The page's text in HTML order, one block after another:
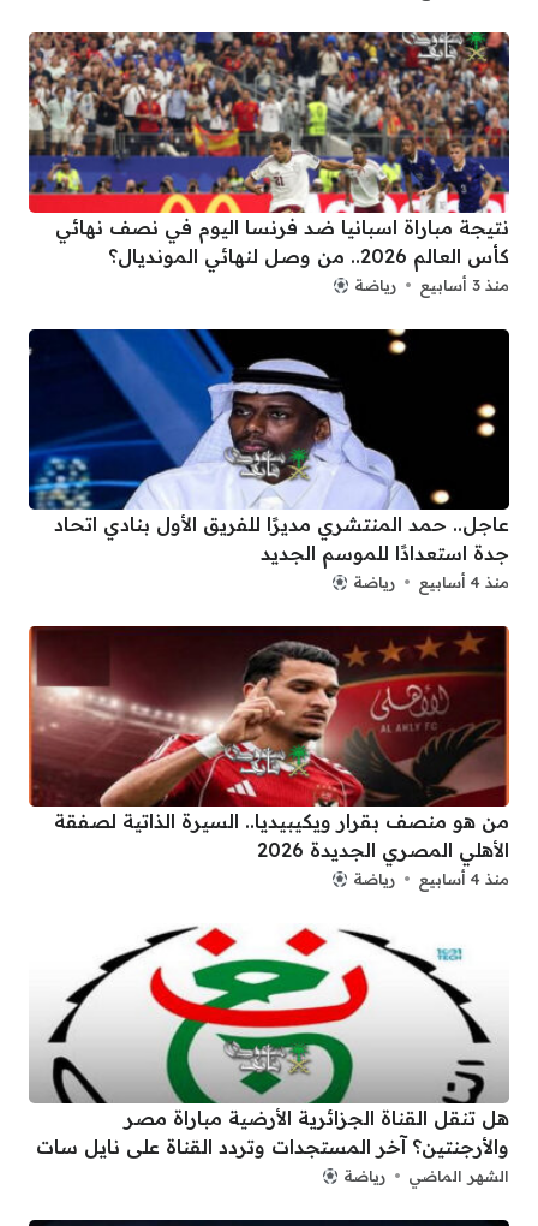
نتيجة مباراة اسبانيا ضد فرنسا اليوم في نصف نهائي
كأس العالم 2026.. من وصل لنهائي المونديال؟
منذ 3 أسابيع رياضة
عاجل.. حمد المنتشري مديرًا للفريق الأول بنادي اتحاد
جدة استعدادًا للموسم الجديد
منذ 4 أسابيع رياضة
من هو منصف بقرار ويكيبيديا.. السيرة الذاتية لصفقة
الأهلي المصري الجديدة 2026
منذ 4 أسابيع رياضة
هل تنقل القناة الجزائرية الأرضية مباراة مصر
والأرجنتين؟ آخر المستجدات وتردد القناة على نايل سات
الشهر الماضي رياضة